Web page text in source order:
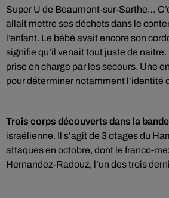
Super U de Beaumont-sur-Sarthe…
allait mettre ses déchets dans le
l’enfant. Le bébé avait encore son
signifie qu’il venait tout juste de
prise en charge par les secours. Une
pour déterminer notamment l’identité
Trois corps découverts dans la
israélienne. Il s’agit de 3 otages du
attaques en octobre, dont le franco-
Hernandez-Radouz, l’un des trois